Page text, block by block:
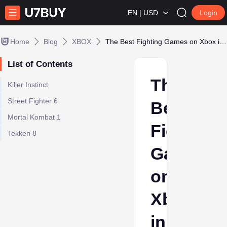
EN | USD Login
Home Blog XBOX
List of Contents
Killer Instinct
Street Fighter 6
Mortal Kombat 1
Tekken 8
The
Best
Fighting
Games
on
Xbox
in